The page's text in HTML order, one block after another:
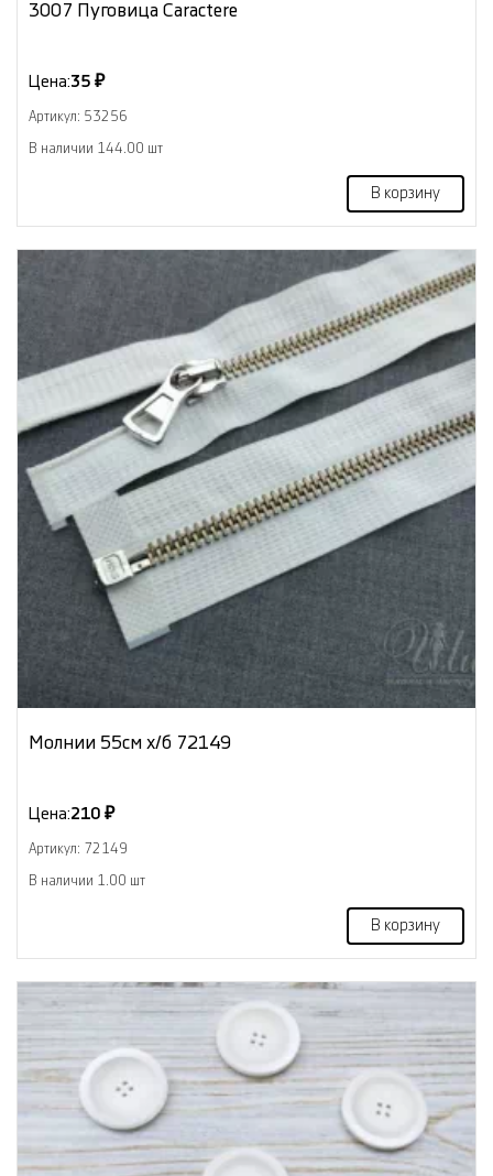
3007 Пуговица Caractere
Цена:35 ₽
Артикул: 53256
В наличии 144.00 шт
В корзину
Молнии 55см х/б 72149
Цена:210 ₽
Артикул: 72149
В наличии 1.00 шт
В корзину